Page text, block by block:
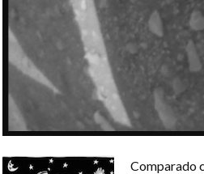
Comparado